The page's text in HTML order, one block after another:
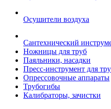
Осушители воздуха
Сантехнический
Ножницы для труб
Паяльники, насадки
Пресс-инструмент для
Опрессовочные аппараты
Трубогибы
Калибраторы, зачистки